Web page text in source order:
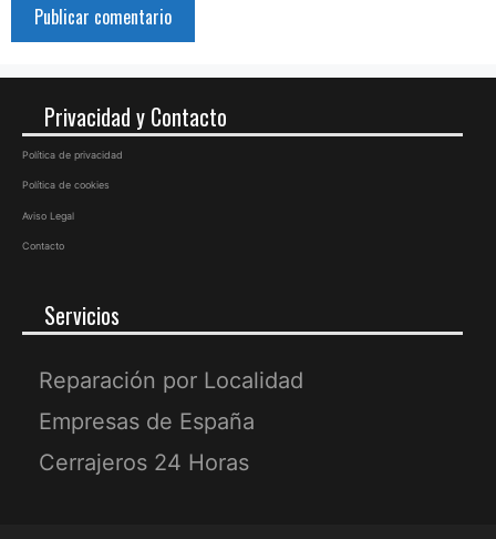
Privacidad y Contacto
Política de privacidad
Política de cookies
Aviso Legal
Contacto
Servicios
Reparación por Localidad
Empresas de España
Cerrajeros 24 Horas